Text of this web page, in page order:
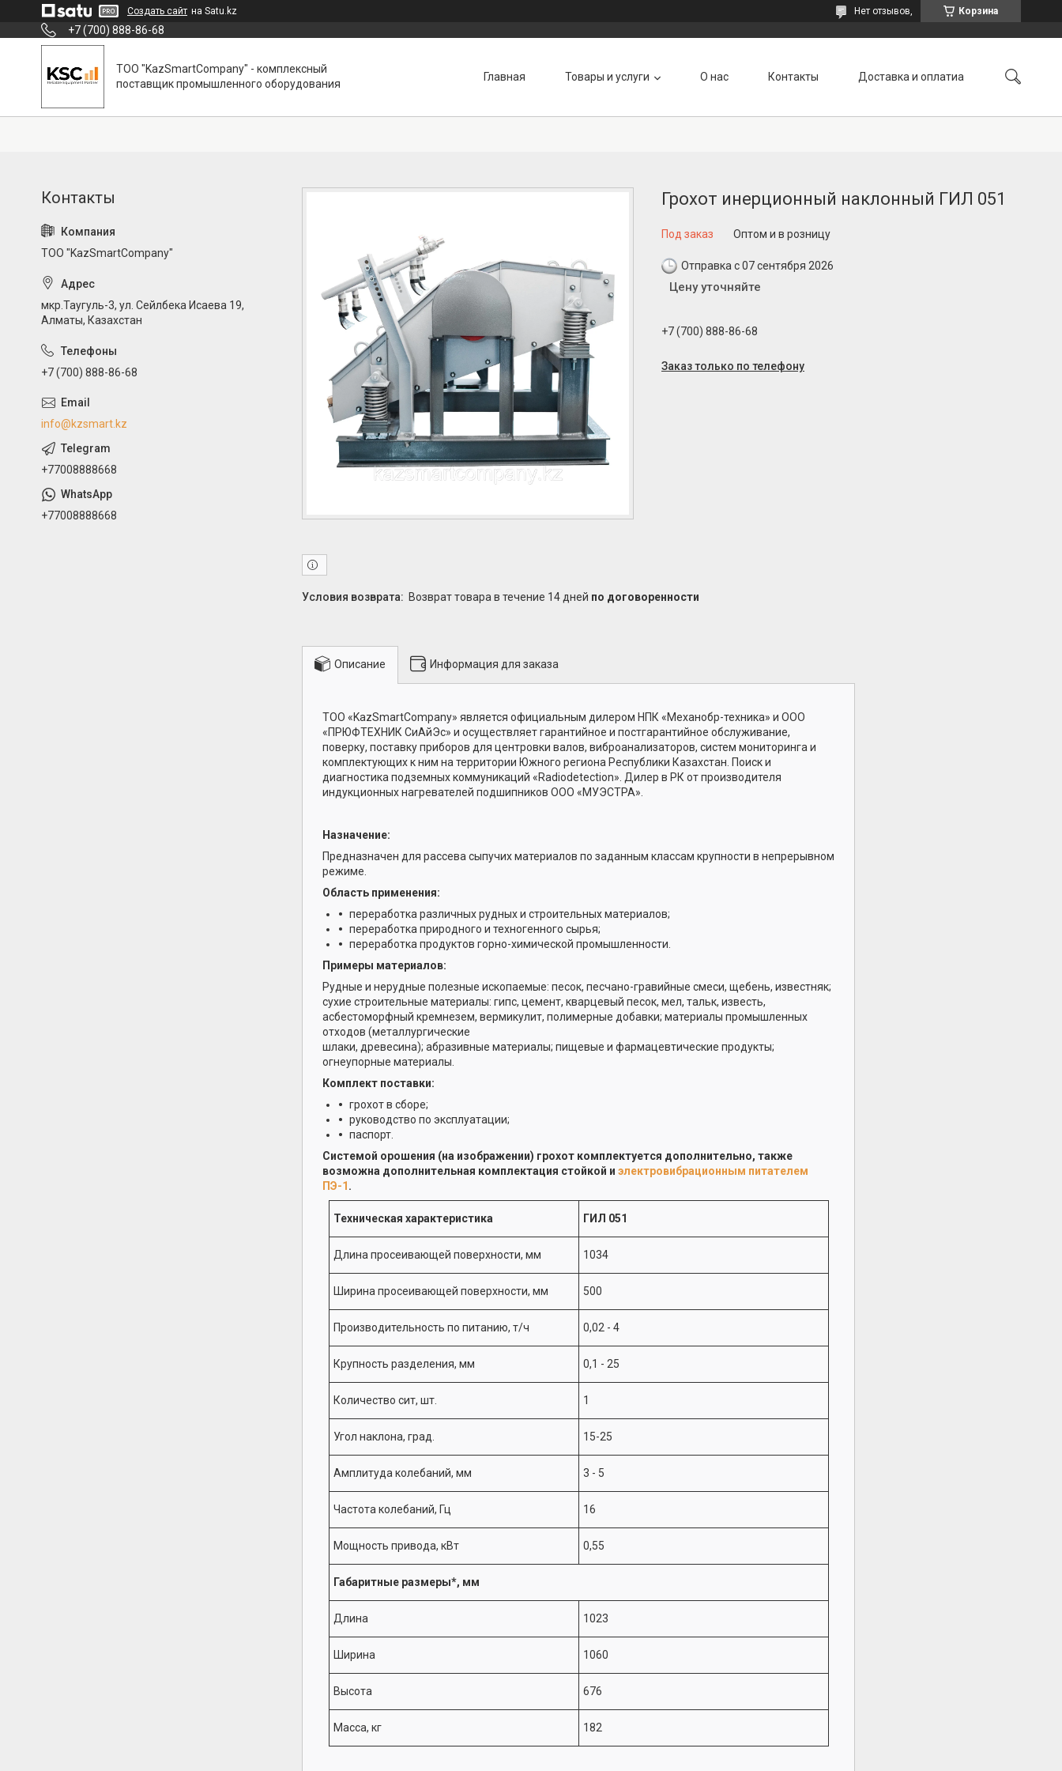
Создать сайт на Satu.kz Корзина
Нет отзывов,
+7 (700) 888-86-68
ТОО "KazSmartCompany" - комплексный
поставщик промышленного оборудования
Главная Товары и услуги О нас Контакты Доставка и оплатиа
Грохот инерционный наклонный ГИЛ 051
Под заказ Оптом и в розницу
Отправка с 07 сентября 2026
Цену уточняйте
+7 (700) 888-86-68
Заказ только по телефону
возврат товара в течение 14 дней по договоренности
Описание Информация для заказа
ТОО «KazSmartCompany» является официальным дилером НПК «Механобр-техника» и ООО
«ПРЮФТЕХНИК СиАйЭс» и осуществляет гарантийное и постгарантийное обслуживание,
поверку, поставку приборов для центровки валов, виброанализаторов, систем мониторинга и
комплектующих к ним на территории Южного региона Республики Казахстан. Поиск и
диагностика подземных коммуникаций «Radiodetection». Дилер в РК от производителя
индукционных нагревателей подшипников ООО «МУЭСТРА».
Назначение:
Предназначен для рассева сыпучих материалов по заданным классам крупности в непрерывном
режиме.
Область применения:
переработка различных рудных и строительных материалов;
переработка природного и техногенного сырья;
переработка продуктов горно-химической промышленности.
Примеры материалов:
Рудные и нерудные полезные ископаемые: песок, песчано-гравийные смеси, щебень, известняк;
сухие строительные материалы: гипс, цемент, кварцевый песок, мел, тальк, известь,
асбестоморфный кремнезем, вермикулит, полимерные добавки; материалы промышленных
отходов (металлургические
шлаки, древесина); абразивные материалы; пищевые и фармацевтические продукты;
огнеупорные материалы.
Комплект поставки:
грохот в сборе;
руководство по эксплуатации;
паспорт.
Системой орошения (на изображении) грохот комплектуется дополнительно, также
возможна дополнительная комплектация стойкой и электровибрационным питателем
ПЭ-1 .
Техническая характеристика ГИЛ 051
Длина просеивающей поверхности, мм 1034
Ширина просеивающей поверхности, мм 500
Производительность по питанию, т/ч 0,02 - 4
Крупность разделения, мм 0,1 - 25
Количество сит, шт. 1
Угол наклона, град. 15-25
Амплитуда колебаний, мм 3 - 5
Частота колебаний, Гц 16
Мощность привода, кВт 0,55
Габаритные размеры*, мм
Длина 1023
Ширина 1060
Высота 676
Масса, кг 182
ТОО "KazSmartCompany"
мкр.Таугуль-3, ул. Сейлбека Исаева 19,
Алматы, Казахстан
+7 (700) 888-86-68
info@kzsmart.kz
+77008888668
+77008888668